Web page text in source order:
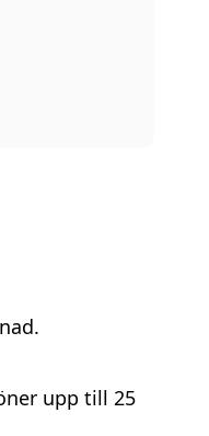
upp till 25